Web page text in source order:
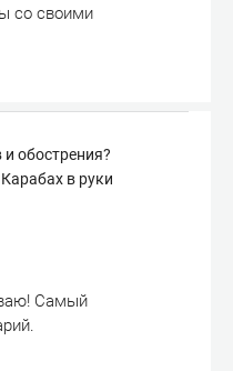
со своими
обострения?
в руки
Самый